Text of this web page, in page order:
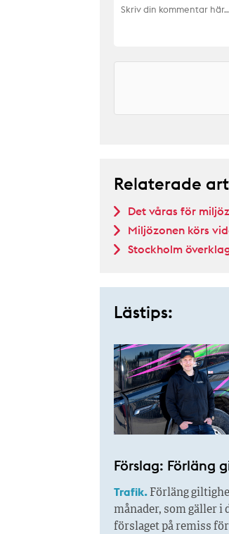
Relaterade
Det våras för
Miljözonen körs
Stockholm
Lästips:
Förslag: Förläng
Trafik. Förläng
månader, som gäller
förslaget på remiss